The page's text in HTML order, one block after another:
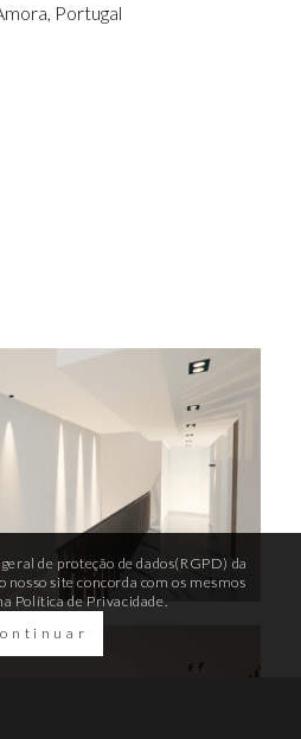
Portugal
de proteção de dados(RGPD) da
site concorda com os mesmos
Política de Privacidade.